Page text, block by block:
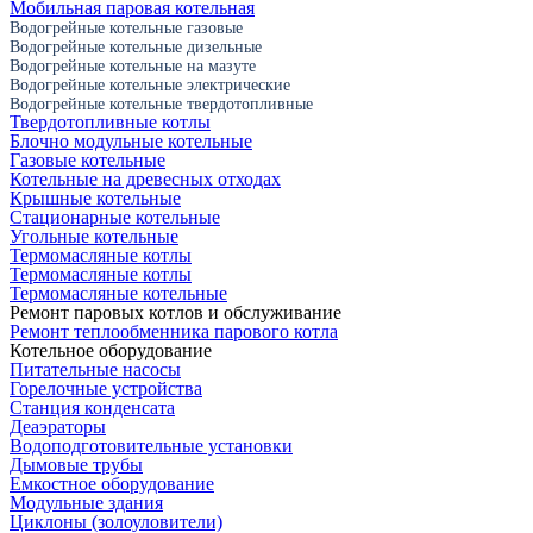
Мобильная паровая котельная
Водогрейные котельные газовые
Водогрейные котельные дизельные
Водогрейные котельные на мазуте
Водогрейные котельные электрические
Водогрейные котельные твердотопливные
Твердотопливные котлы
Блочно модульные котельные
Газовые котельные
Котельные на древесных отходах
Крышные котельные
Стационарные котельные
Угольные котельные
Термомасляные котлы
Термомасляные котлы
Термомасляные котельные
Ремонт паровых котлов и обслуживание
Ремонт теплообменника парового котла
Котельное оборудование
Питательные насосы
Горелочные устройства
Станция конденсата
Деаэраторы
Водоподготовительные установки
Дымовые трубы
Емкостное оборудование
Mодульные здания
Циклоны (золоуловители)